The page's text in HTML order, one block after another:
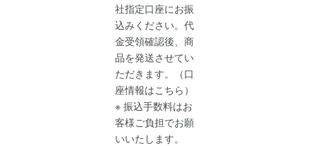
社指定口座にお振
込みください。代
金受領確認後、商
品を発送させてい
ただきます。（口
座情報はこちら ）
※ 振込手数料はお
客様ご負担でお願
いいたします。